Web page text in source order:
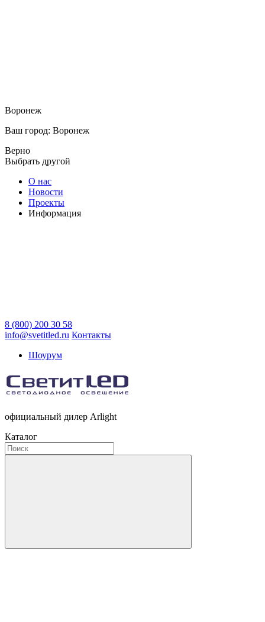
Воронеж
Ваш город: Воронеж
Верно
Выбрать другой
О нас
Новости
Проекты
Информация
8 (800) 200 30 58
info@svetitled.ru Контакты
Шоурум
официальный дилер Arlight
Каталог